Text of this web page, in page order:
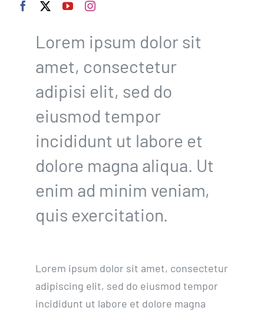
Lorem ipsum dolor sit
amet, consectetur
adipisi elit, sed do
eiusmod tempor
incididunt ut labore et
dolore magna aliqua. Ut
enim ad minim veniam,
quis exercitation.
Lorem ipsum dolor sit amet, consectetur
adipiscing elit, sed do eiusmod tempor
incididunt ut labore et dolore magna